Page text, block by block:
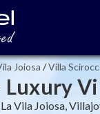
Joiosa /Villa
Luxury
Vila Joiosa,